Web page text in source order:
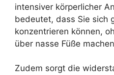
intensiver körperlicher
bedeutet, dass Sie sich
konzentrieren können,
über nasse Füße
Zudem sorgt die